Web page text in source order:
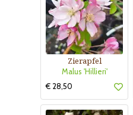
Zierapfel
Malus 'Hillieri'
€ 28,50